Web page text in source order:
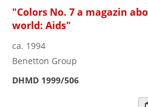
"Colors No. 7 a magazin
world: Aids"
ca. 1994
Benetton Group
DHMD 1999/506